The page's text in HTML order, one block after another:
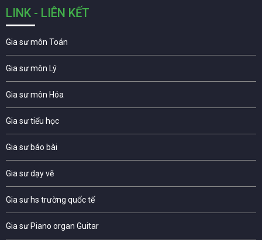
LINK - LIÊN KẾT
Gia sư môn Toán
Gia sư môn Lý
Gia sư môn Hóa
Gia sư tiểu học
Gia sư báo bài
Gia sư dạy vẽ
Gia sư hs trường quốc tế
Gia sư Piano organ Guitar